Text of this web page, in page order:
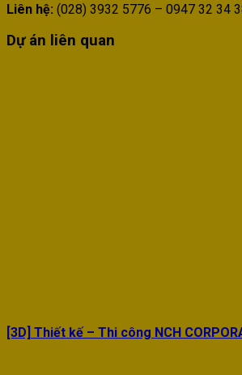
Liên hệ: (028) 3932 5776 – 0947 32 34
Dự án liên quan
[3D] Thiết kế – Thi công NCH